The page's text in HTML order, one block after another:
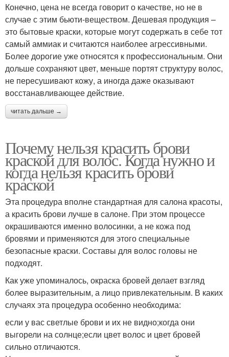
Конечно, цена не всегда говорит о качестве, но не в
случае с этим бьюти-веществом. Дешевая продукция –
это бытовые краски, которые могут содержать в себе тот
самый аммиак и считаются наиболее агрессивными.
Более дорогие уже относятся к профессиональным. Они
дольше сохраняют цвет, меньше портят структуру волос,
не пересушивают кожу, а иногда даже оказывают
восстанавливающее действие.
читать дальше →
Почему нельзя красить брови
краской для волос. Когда нужно и
когда нельзя красить брови
краской
Эта процедура вполне стандартная для салона красоты,
а красить брови лучше в салоне. При этом процессе
окрашиваются именно волосинки, а не кожа под
бровями и применяются для этого специальные
безопасные краски. Составы для волос головы не
подходят.
Как уже упоминалось, окраска бровей делает взгляд
более выразительным, а лицо привлекательным. В каких
случаях эта процедура особенно необходима:
если у вас светлые брови и их не видно;когда они
выгорели на солнце;если цвет волос и цвет бровей
сильно отличаются.